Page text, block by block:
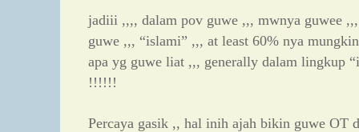
jadiii ,,,, dalam pov guwe ,,, mwnya guwee
guwe ,,, “islami” ,,, at least 60% nya
apa yg guwe liat ,,, generally dalam lingkup
!!!!!!
Percaya gasik ,, hal inih ajah bikin guwe OT